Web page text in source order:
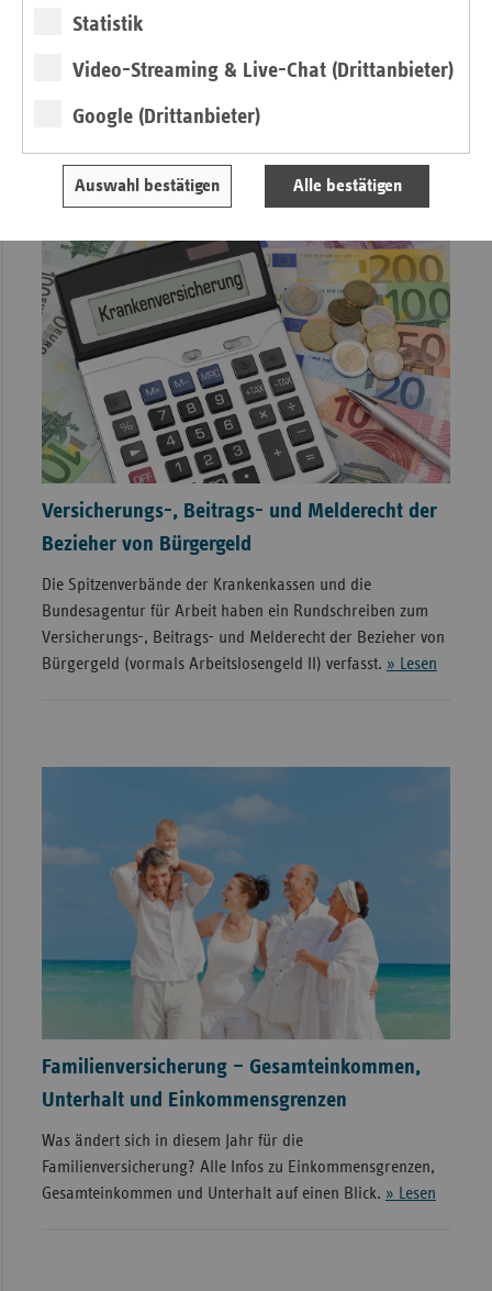
Statistik
Video-Streaming & Live-Chat (Drittanbieter)
Google (Drittanbieter)
Auswahl bestätigen Alle bestätigen
einen Beitragszuschlag in Höhe von 0,6 Prozent zu zahlen.
nicht vollendet haben oder vor dem 01.01.1940 geboren
sind.» Lesen
Versicherungs-, Beitrags- und Melderecht der
Bezieher von Bürgergeld
Die Spitzenverbände der Krankenkassen und die
Bundesagentur für Arbeit haben ein Rundschreiben zum
Versicherungs-, Beitrags- und Melderecht der Bezieher von
Bürgergeld (vormals Arbeitslosengeld II) verfasst. » Lesen
Familienversicherung – Gesamteinkommen,
Unterhalt und Einkommensgrenzen
Was ändert sich in diesem Jahr für die
Familienversicherung? Alle Infos zu Einkommensgrenzen,
Gesamteinkommen und Unterhalt auf einen Blick. » Lesen